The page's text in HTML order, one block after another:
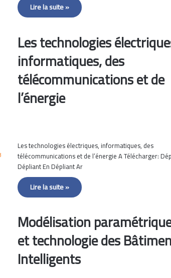
Lire la suite »
Les technologies
informatiques, des
télécommunications et de
l’énergie
Les technologies électriques, informatiques, des
télécommunications et de l’énergie A Télécharger:
Dépliant En Dépliant Ar
Lire la suite »
Modélisation
et technologie des
Intelligents